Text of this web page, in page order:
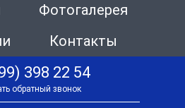
Фотогалерея
Контакты
398 22 54
обратный звонок